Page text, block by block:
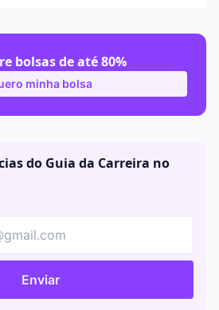
bolsas de até 80%
minha bolsa
do Guia da Carreira no
Enviar